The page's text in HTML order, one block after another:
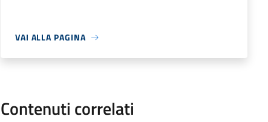
VAI ALLA PAGINA
Contenuti correlati